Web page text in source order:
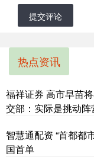
提交评论
热点资讯
福祥证券 高市早苗
交部：实际是挑动阵
智慧通配资 “首都都
国首单